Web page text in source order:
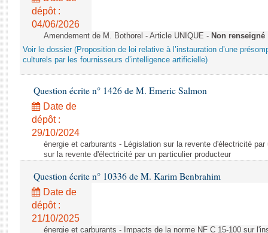
dépôt :
04/06/2026
Amendement de M. Bothorel - Article UNIQUE - Non renseigné
Voir le dossier (Proposition de loi relative à l’instauration d’une
culturels par les fournisseurs d’intelligence artificielle)
Question écrite n° 1426 de M. Emeric Salmon
Date de
dépôt :
29/10/2024
énergie et carburants - Législation sur la revente d'électricité
sur la revente d'électricité par un particulier producteur
Question écrite n° 10336 de M. Karim Benbrahim
Date de
dépôt :
21/10/2025
énergie et carburants - Impacts de la norme NF C 15-100 sur